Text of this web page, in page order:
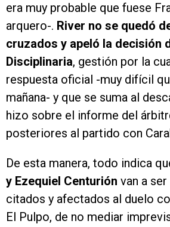
era muy probable que fuese
arquero-. River no se quedó
cruzados y apeló la decisión
Disciplinaria, gestión por la
respuesta oficial -muy difícil
mañana- y que se suma al
hizo sobre el informe del
posteriores al partido con
De esta manera, todo indica
y Ezequiel Centurión van a
citados y afectados al duelo
El Pulpo, de no mediar